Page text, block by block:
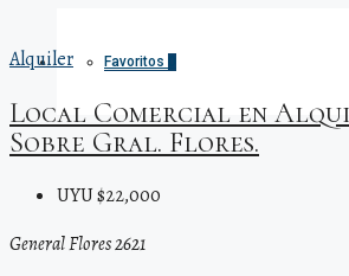
Favoritos
Alquiler
Local Comercial en
Sobre Gral. Flores.
UYU $22,000
General Flores 2621